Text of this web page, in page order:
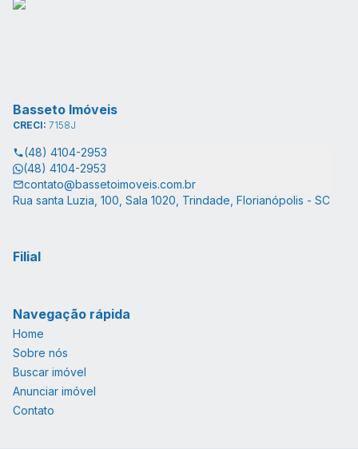
Basseto Imóveis
CRECI: 7158J
(48) 4104-2953
(48) 4104-2953
contato@bassetoimoveis.com.br
Rua santa Luzia, 100, Sala 1020, Trindade, Florianópolis - SC
Filial
Navegação rápida
Home
Sobre nós
Buscar imóvel
Anunciar imóvel
Contato